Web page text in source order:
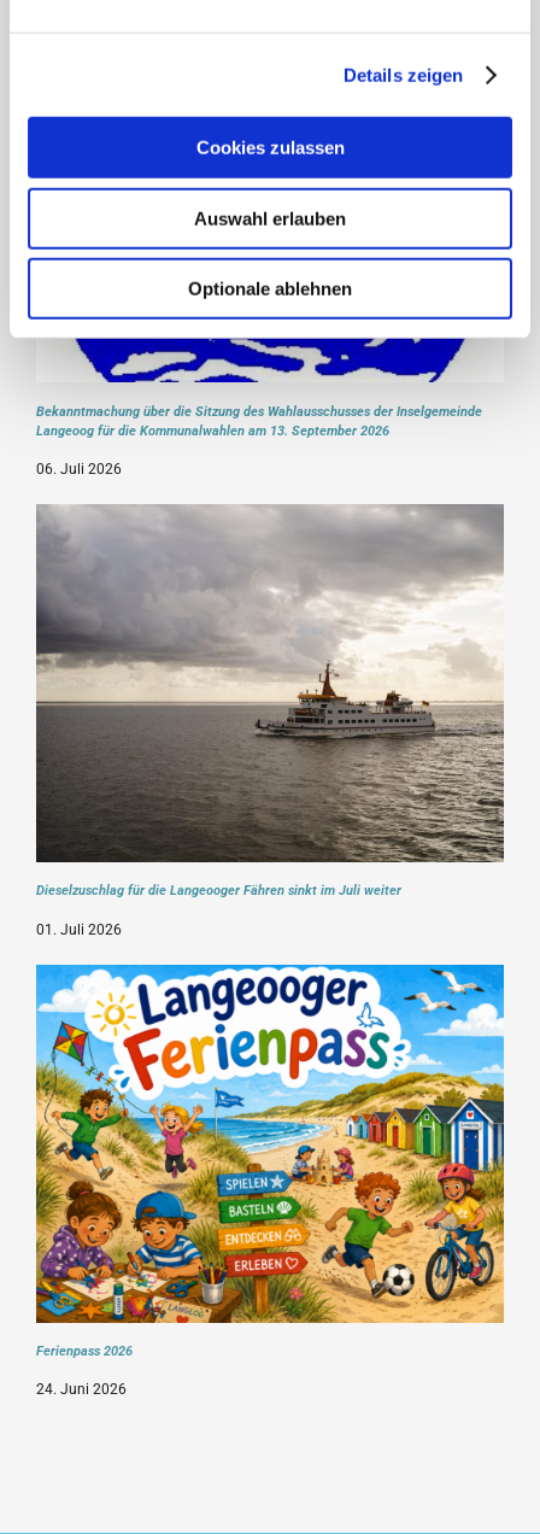
Details zeigen
Cookies zulassen
Auswahl erlauben
Optionale ablehnen
Bekanntmachung über die Sitzung des Wahlausschusses der Inselgemeinde
Langeoog für die Kommunalwahlen am 13. September 2026
06. Juli 2026
Dieselzuschlag für die Langeooger Fähren sinkt im Juli weiter
01. Juli 2026
Ferienpass 2026
24. Juni 2026